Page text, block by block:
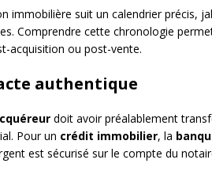
immobilière suit un calendrier précis,
Comprendre cette chronologie
acquisition ou post-vente.
authentique
doit avoir préalablement
Pour un crédit immobilier, la
est sécurisé sur le compte du